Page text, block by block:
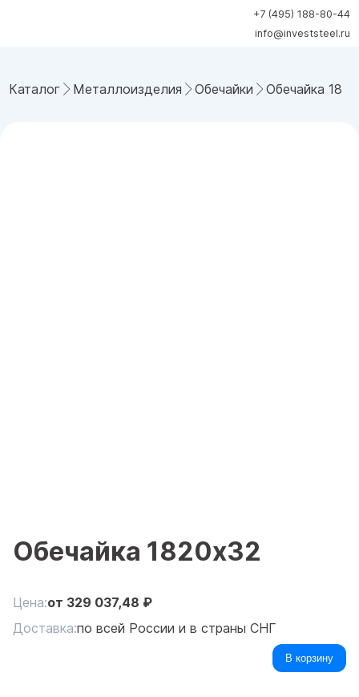
+7 (495) 188-80-44
info@investsteel.ru
Каталог Металлоизделия Обечайки Обечайка
Обечайка 1820х32
Цена:от 329 037,48 ₽
Доставка:по всей России и в страны СНГ
В корзину